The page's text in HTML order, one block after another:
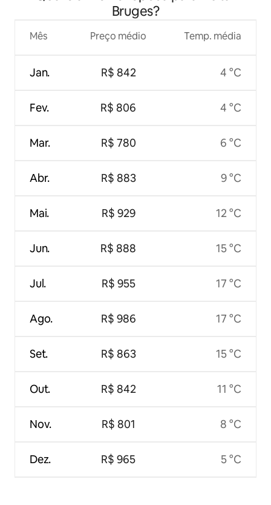
Bruges?
Mês
Jan.
Fev.
Mar.
Abr.
Mai.
Jun.
Jul.
Ago.
Set.
Out.
Nov.
Dez.
Preço médio
R$ 842
R$ 806
R$ 780
R$ 883
R$ 929
R$ 888
R$ 955
R$ 986
R$ 863
R$ 842
R$ 801
R$ 965
Temp. média
4 °C
4 °C
6 °C
9 °C
12 °C
15 °C
17 °C
17 °C
15 °C
11 °C
8 °C
5 °C